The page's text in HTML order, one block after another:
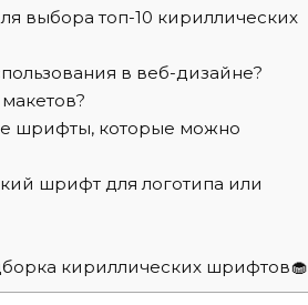
выбора топ-10 кириллических
в веб-дизайне?
шрифты, которые можно
шрифт для логотипа или
кириллических шрифтов🧁